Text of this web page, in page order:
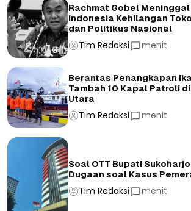
Rachmat Gobel Meninggal
Indonesia Kehilangan
dan Politikus Nasional
Tim Redaksi menit
Berantas Penangkapan
Tambah 10 Kapal Patroli
Utara
Tim Redaksi menit
Soal OTT Bupati
Dugaan soal Kasus
Tim Redaksi menit